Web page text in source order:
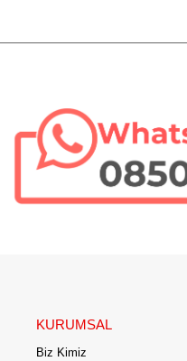
KURUMSAL
Biz Kimiz